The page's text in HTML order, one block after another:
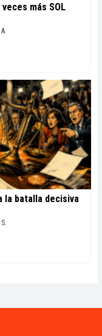
más SOL
la batalla decisiva